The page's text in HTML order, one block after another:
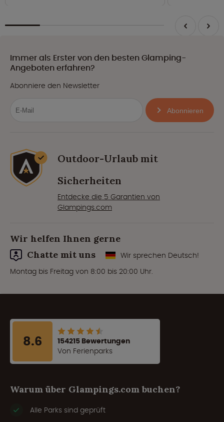
Immer als Erster von den besten Glamping-
Angeboten erfahren?
Abonniere den Newsletter
Abonnieren
Outdoor-Urlaub mit
Sicherheiten
Entdecke die 5 Garantien von
Glampings.com
Wir helfen Ihnen gerne
Chatte mit uns
Wir sprechen Deutsch!
Montag bis Freitag von 8:00 bis 20:00 Uhr.
8.6
154215 Bewertungen
Von Ferienparks
Warum über Glampings.com buchen?
Alle Parks sind geprüft